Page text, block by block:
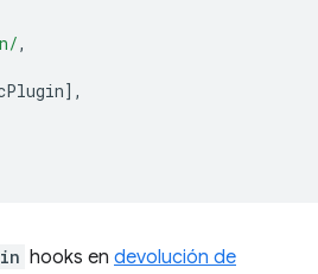
,
],
hooks en devolución de